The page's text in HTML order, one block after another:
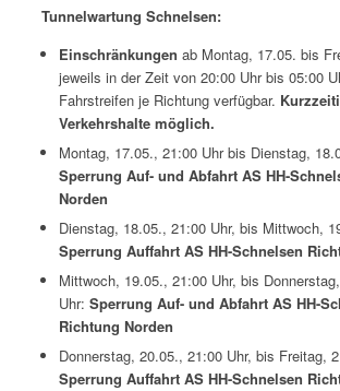
Tunnelwartung Schnelsen:
Einschränkungen ab Montag, 17.05. bis
jeweils in der Zeit von 20:00 Uhr bis 05:00
Fahrstreifen je Richtung verfügbar.
Verkehrshalte möglich.
Montag, 17.05., 21:00 Uhr bis Dienstag,
Sperrung Auf- und Abfahrt AS HH-
Norden
Dienstag, 18.05., 21:00 Uhr, bis Mittwoch,
Sperrung Auffahrt AS HH-Schnelsen
Mittwoch, 19.05., 21:00 Uhr, bis
Uhr: Sperrung Auf- und Abfahrt AS HH-
Richtung Norden
Donnerstag, 20.05., 21:00 Uhr, bis Freitag,
Sperrung Auffahrt AS HH-Schnelsen